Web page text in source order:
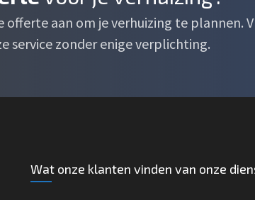
aan om je verhuizing te plannen.
service zonder enige verplichting.
Wat onze klanten vinden van onze